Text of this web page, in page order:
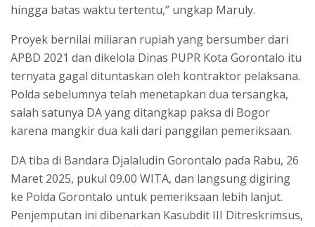
hingga batas waktu tertentu,” ungkap Maruly.
Proyek bernilai miliaran rupiah yang bersumber dari
APBD 2021 dan dikelola Dinas PUPR Kota Gorontalo itu
ternyata gagal dituntaskan oleh kontraktor pelaksana.
Polda sebelumnya telah menetapkan dua tersangka,
salah satunya DA yang ditangkap paksa di Bogor
karena mangkir dua kali dari panggilan pemeriksaan.
DA tiba di Bandara Djalaludin Gorontalo pada Rabu, 26
Maret 2025, pukul 09.00 WITA, dan langsung digiring
ke Polda Gorontalo untuk pemeriksaan lebih lanjut.
Penjemputan ini dibenarkan Kasubdit III Ditreskrimsus,